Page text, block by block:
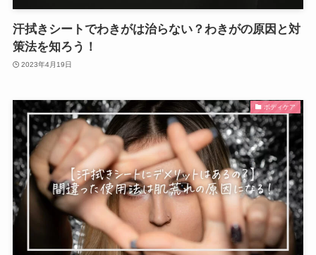
汗拭きシートでわきがは治らない？わきがの原因と対
策法を知ろう！
2023年4月19日
ボディケア